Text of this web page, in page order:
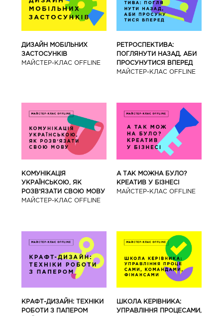
ДИЗАЙН МОБІЛЬНИХ
ЗАСТОСУНКІВ
МАЙCТЕР-КЛАС OFFLINE
РЕТРОСПЕКТИВА:
ПОГЛЯНУТИ НАЗАД, АБИ
ПРОСУНУТИСЯ ВПЕРЕД
МАЙCТЕР-КЛАС OFFLINE
КОМУНІКАЦІЯ
УКРАЇНСЬКОЮ, ЯК
РОЗВ‘ЯЗАТИ СВОЮ МОВУ
МАЙCТЕР-КЛАС OFFLINE
А ТАК МОЖНА БУЛО?
КРЕАТИВ У БІЗНЕСІ
МАЙCТЕР-КЛАС OFFLINE
КРАФТ-ДИЗАЙН: ТЕХНІКИ
РОБОТИ З ПАПЕРОМ
ШКОЛА КЕРІВНИКА:
УПРАВЛІННЯ ПРОЦЕСАМИ,